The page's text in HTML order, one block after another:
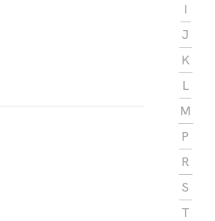
I
J
K
L
M
P
R
S
T